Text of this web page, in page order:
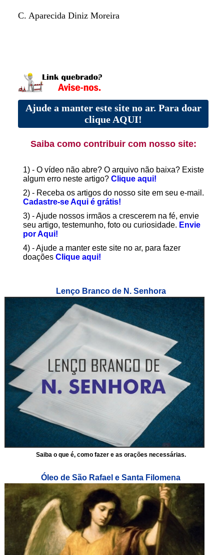
C. Aparecida Diniz Moreira
Ajude a manter este site no ar. Para doar
clique AQUI!
Saiba como contribuir com nosso site:
1) - O vídeo não abre? O arquivo não baixa? Existe
algum erro neste artigo? Clique aqui!
2) - Receba os artigos do nosso site em seu e-mail.
Cadastre-se Aqui é grátis!
3) - Ajude nossos irmãos a crescerem na fé, envie
seu artigo, testemunho, foto ou curiosidade. Envie
por Aqui!
4) - Ajude a manter este site no ar, para fazer
doações Clique aqui!
Lenço Branco de N. Senhora
Saiba o que é, como fazer e as orações necessárias.
Óleo de São Rafael e Santa Filomena